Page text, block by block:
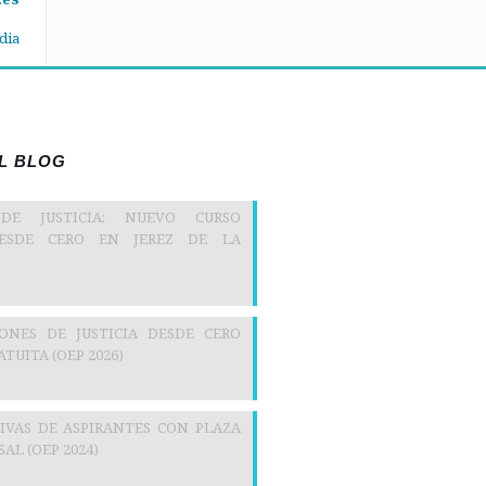
BLOG
DE JUSTICIA: NUEVO CURSO
CERO EN JEREZ DE LA
DE JUSTICIA DESDE CERO
(OEP 2026)
DE ASPIRANTES CON PLAZA
(OEP 2024)